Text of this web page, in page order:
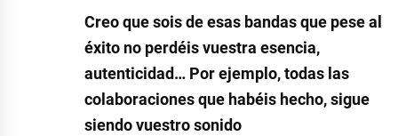
Creo que sois de esas bandas que pese al
éxito no perdéis vuestra esencia,
autenticidad… Por ejemplo, todas las
colaboraciones que habéis hecho, sigue
siendo vuestro sonido